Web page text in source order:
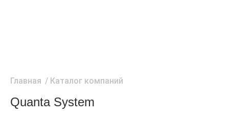
Главная / Каталог компаний
Quanta System